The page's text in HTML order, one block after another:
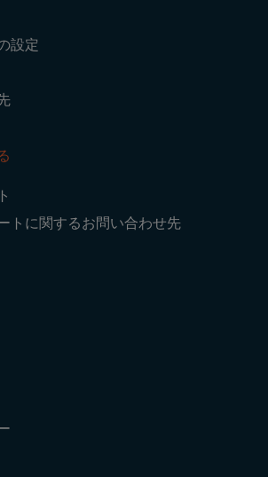
設定
トに関するお問い合わせ先